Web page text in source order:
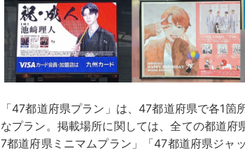
「47都道府県プラン」は、47都道府県で各1
なプラン。掲載場所に関しては、全ての都道
7都道府県ミニマムプラン」「47都道府県ジャ